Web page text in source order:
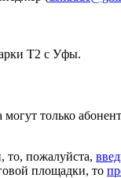
Т2 с Уфы.
только
то, пожалуйста,
площадки, то